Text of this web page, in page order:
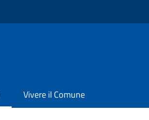
Vivere il Comune